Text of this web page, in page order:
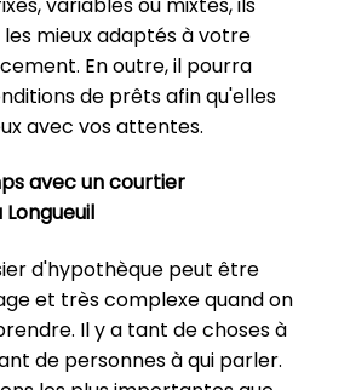
mieux adaptés à votre
En outre, il pourra
de prêts afin qu'elles
avec vos attentes.
avec un courtier
d'hypothèque peut être
et très complexe quand on
Il y a tant de choses à
de personnes à qui parler.